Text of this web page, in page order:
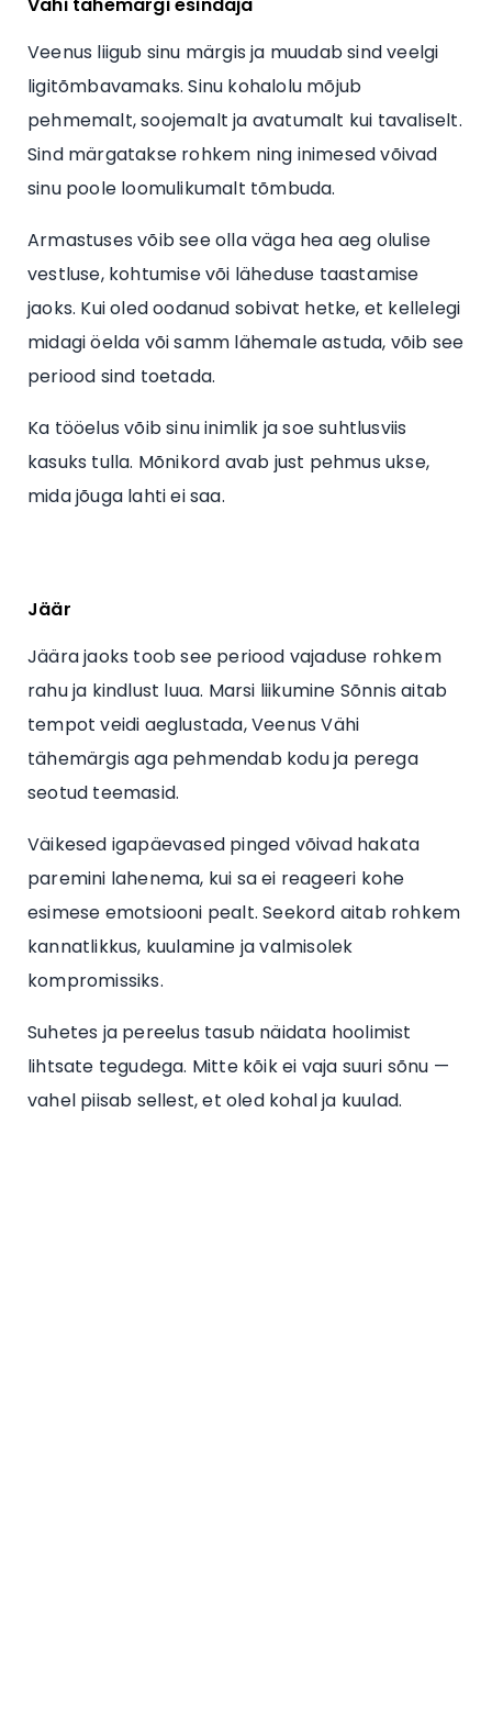
Veenus liigub sinu märgis ja muudab sind veelgi
ligitõmbavamaks. Sinu kohalolu mõjub
pehmemalt, soojemalt ja avatumalt kui tavaliselt.
Sind märgatakse rohkem ning inimesed võivad
sinu poole loomulikumalt tõmbuda.
Armastuses võib see olla väga hea aeg olulise
vestluse, kohtumise või läheduse taastamise
jaoks. Kui oled oodanud sobivat hetke, et kellelegi
midagi öelda või samm lähemale astuda, võib see
periood sind toetada.
Ka tööelus võib sinu inimlik ja soe suhtlusviis
kasuks tulla. Mõnikord avab just pehmus ukse,
mida jõuga lahti ei saa.
Jäär
Jäära jaoks toob see periood vajaduse rohkem
rahu ja kindlust luua. Marsi liikumine Sõnnis aitab
tempot veidi aeglustada, Veenus Vähi
tähemärgis aga pehmendab kodu ja perega
seotud teemasid.
Väikesed igapäevased pinged võivad hakata
paremini lahenema, kui sa ei reageeri kohe
esimese emotsiooni pealt. Seekord aitab rohkem
kannatlikkus, kuulamine ja valmisolek
kompromissiks.
Suhetes ja pereelus tasub näidata hoolimist
lihtsate tegudega. Mitte kõik ei vaja suuri sõnu —
vahel piisab sellest, et oled kohal ja kuulad.